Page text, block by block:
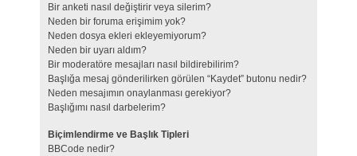
Bir anketi nasıl değiştirir veya silerim?
Neden bir foruma erişimim yok?
Neden dosya ekleri ekleyemiyorum?
Neden bir uyarı aldım?
Bir moderatöre mesajları nasıl bildirebilirim?
Başlığa mesaj gönderilirken görülen “Kaydet” butonu nedir?
Neden mesajımın onaylanması gerekiyor?
Başlığımı nasıl darbelerim?
Biçimlendirme ve Başlık Tipleri
BBCode nedir?